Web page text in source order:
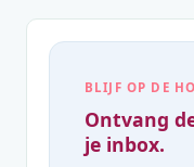
BLIJF OP DE
Ontvang
je inbox.